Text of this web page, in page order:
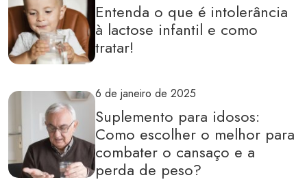
Entenda o que é intolerância
à lactose infantil e como
tratar!
6 de janeiro de 2025
Suplemento para idosos:
Como escolher o melhor para
combater o cansaço e a
perda de peso?